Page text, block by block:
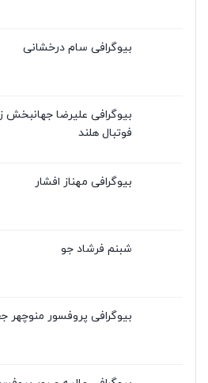
بیوگرافی سام درخشانی
بیوگرافی علیرضا جهانبخش
فوتبال هلند
بیوگرافی مهناز افشار
شبنم فرشاد جو
بیوگرافی پروفسور منوچهر